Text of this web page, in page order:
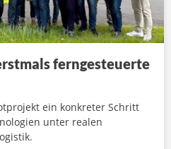
ferngesteuerte
ein konkreter Schritt
unter realen